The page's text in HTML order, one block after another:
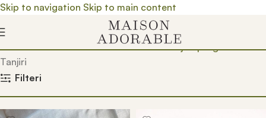
Skip to navigation Skip to main content
Почетна/ Prodavnica/ Kućni dekor/ Kuhinjski program/
Tanjiri
Filteri